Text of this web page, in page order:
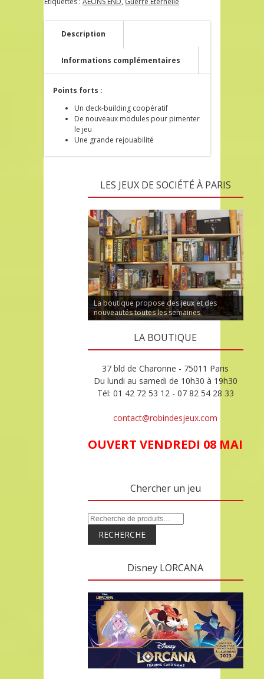
Description
Informations complémentaires
Points forts :
Un deck-building coopératif
De nouveaux modules pour pimenter
le jeu
Une grande rejouabilité
LES JEUX DE SOCIÉTÉ À PARIS
La boutique propose des jeux et des
nouveautés toutes les semaines
LA BOUTIQUE
37 bld de Charonne - 75011 Paris
Du lundi au samedi de 10h30 à 19h30
Tél: 01 42 72 53 12 - 07 82 54 28 33
contact@robindesjeux.com
OUVERT VENDREDI 08 MAI
Chercher un jeu
RECHERCHE
Disney LORCANA